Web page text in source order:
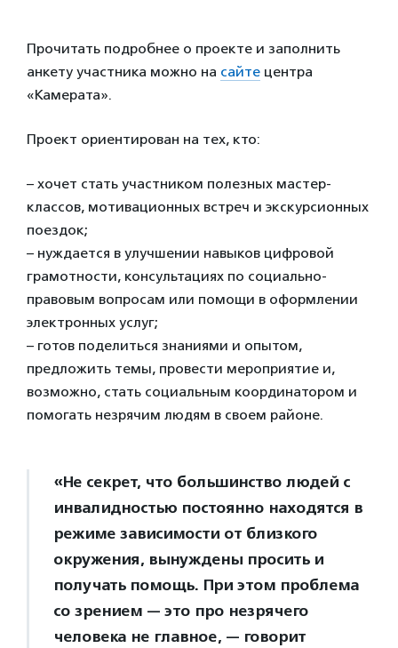
Прочитать подробнее о проекте и заполнить
анкету участника можно на сайте центра
«Камерата».
Проект ориентирован на тех, кто:
– хочет стать участником полезных мастер-
классов, мотивационных встреч и экскурсионных
поездок;
– нуждается в улучшении навыков цифровой
грамотности, консультациях по социально-
правовым вопросам или помощи в оформлении
электронных услуг;
– готов поделиться знаниями и опытом,
предложить темы, провести мероприятие и,
возможно, стать социальным координатором и
помогать незрячим людям в своем районе.
«Не секрет, что большинство людей с
инвалидностью постоянно находятся в
режиме зависимости от близкого
окружения, вынуждены просить и
получать помощь. При этом проблема
со зрением — это про незрячего
человека не главное, — говорит